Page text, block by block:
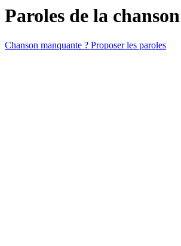
Paroles de la
Chanson manquante ? Proposer les paroles